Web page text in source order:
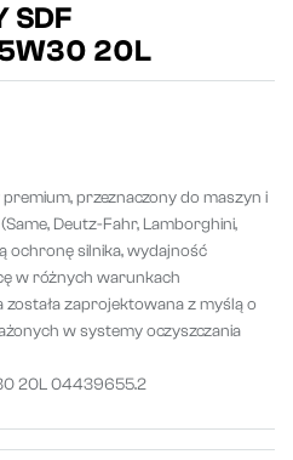
SDF
5W30 20L
przeznaczony do maszyn i
Deutz-Fahr, Lamborghini,
ochronę silnika, wydajność
w różnych warunkach
zaprojektowana z myślą o
w systemy oczyszczania
20L 04439655.2